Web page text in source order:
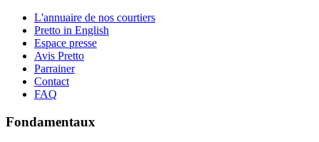
L'annuaire de nos courtiers
Pretto in English
Espace presse
Avis Pretto
Parrainer
Contact
FAQ
Fondamentaux